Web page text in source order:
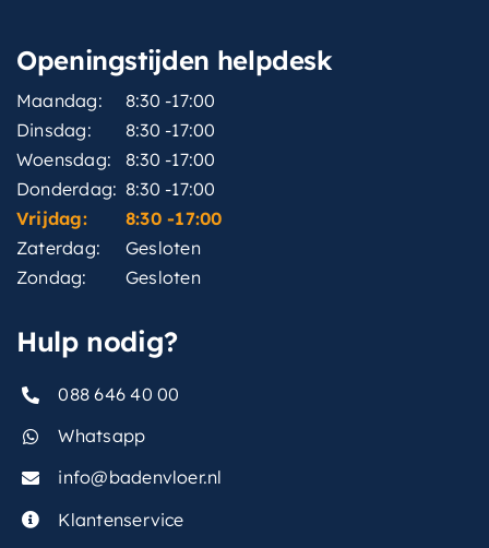
Openingstijden helpdesk
Maandag:
8:30 -17:00
Dinsdag:
8:30 -17:00
Woensdag:
8:30 -17:00
Donderdag: 8:30 -17:00
Vrijdag:
8:30 -17:00
Zaterdag:
Gesloten
Zondag:
Gesloten
Hulp nodig?
088 646 40 00
Whatsapp
info@badenvloer.nl
Klantenservice